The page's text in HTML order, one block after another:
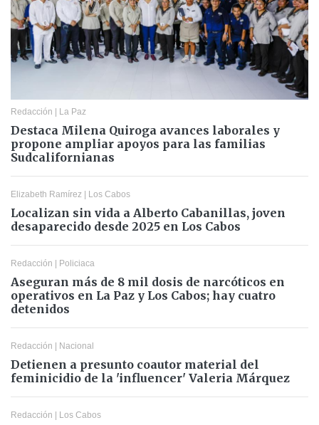
Redacción | La Paz
Destaca Milena Quiroga avances laborales y
propone ampliar apoyos para las familias
Sudcalifornianas
Elizabeth Ramírez | Los Cabos
Localizan sin vida a Alberto Cabanillas, joven
desaparecido desde 2025 en Los Cabos
Redacción | Policiaca
Aseguran más de 8 mil dosis de narcóticos en
operativos en La Paz y Los Cabos; hay cuatro
detenidos
Redacción | Nacional
Detienen a presunto coautor material del
feminicidio de la 'influencer' Valeria Márquez
Redacción | Los Cabos